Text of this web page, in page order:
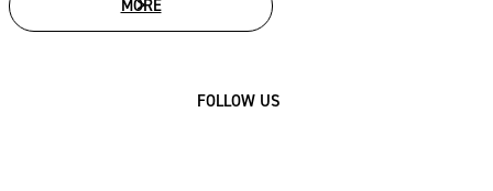
MORESPONSOR
FOLLOW US